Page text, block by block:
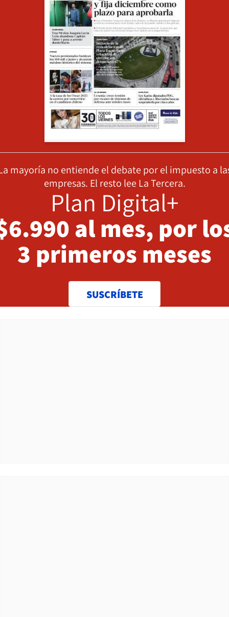
mayoría no entiende el debate por el impuesto a
empresas. El resto lee La Tercera.
Plan Digital+
al mes, por
3 primeros meses
SUSCRÍBETE